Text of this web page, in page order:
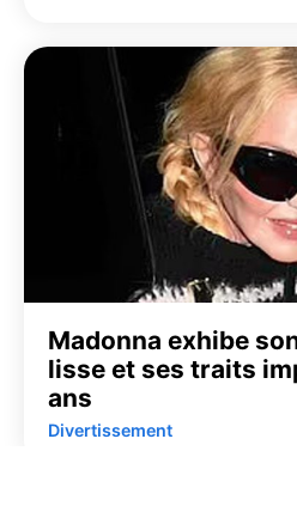
Madonna exhibe
lisse et ses traits
ans
Divertissement